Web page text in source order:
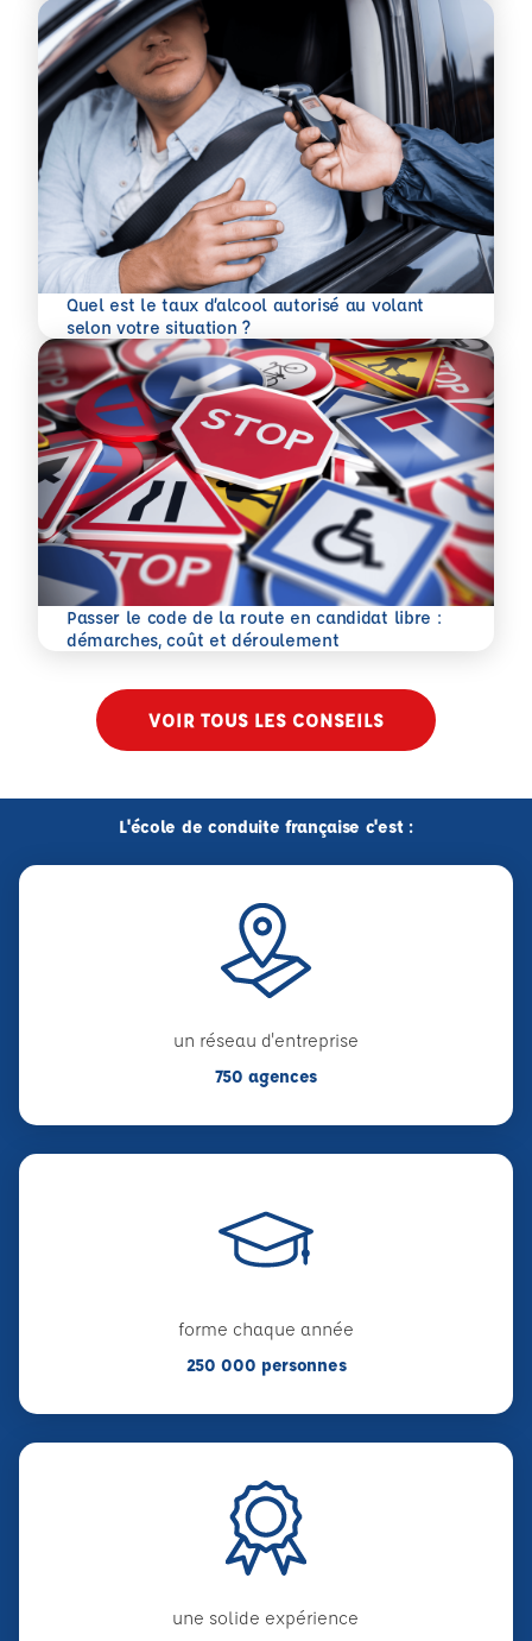
Quel est le taux d’alcool autorisé au volant
selon votre situation ?
En savoir plus
Passer le code de la route en candidat libre :
démarches, coût et déroulement
En savoir plus
VOIR TOUS LES CONSEILS
L'école de conduite française c'est :
un réseau d'entreprise
750 agences
forme chaque année
250 000 personnes
une solide expérience